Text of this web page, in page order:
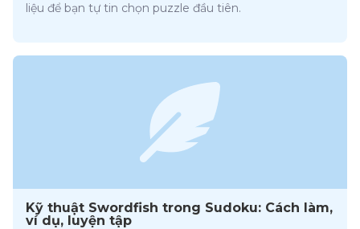
liệu để bạn tự tin chọn puzzle đầu tiên.
Kỹ thuật Swordfish trong Sudoku: Cách làm,
ví dụ, luyện tập